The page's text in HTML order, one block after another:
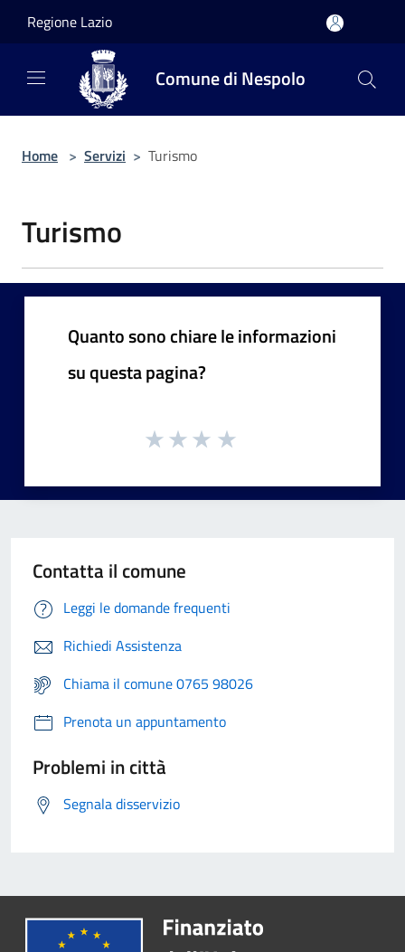
Regione Lazio
Comune di Nespolo
Home > Servizi > Turismo
Turismo
Quanto sono chiare le informazioni
su questa pagina?
Contatta il comune
Leggi le domande frequenti
Richiedi Assistenza
Chiama il comune 0765 98026
Prenota un appuntamento
Problemi in città
Segnala disservizio